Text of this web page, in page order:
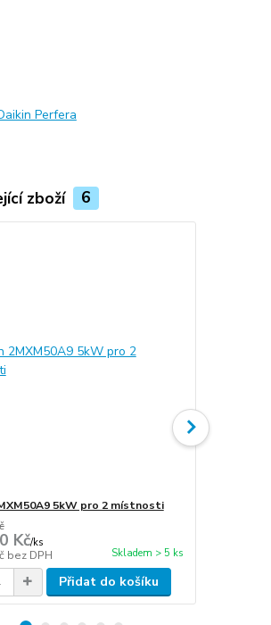
Perfera
zboží 6
5kW pro 2 místnosti
Kč/ks
bez DPH Skladem > 5 ks
Přidat do košíku